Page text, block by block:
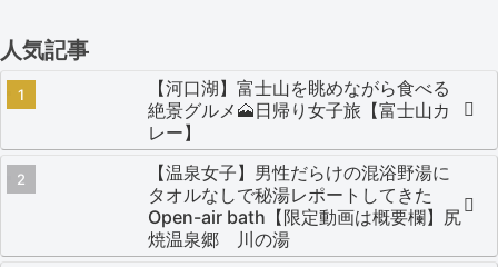
人気記事
【河口湖】富士山を眺めながら食べる
絶景グルメ🗻日帰り女子旅【富士山カ
レー】
【温泉女子】男性だらけの混浴野湯に
タオルなしで秘湯レポートしてきた
Open-air bath【限定動画は概要欄】尻
焼温泉郷 川の湯